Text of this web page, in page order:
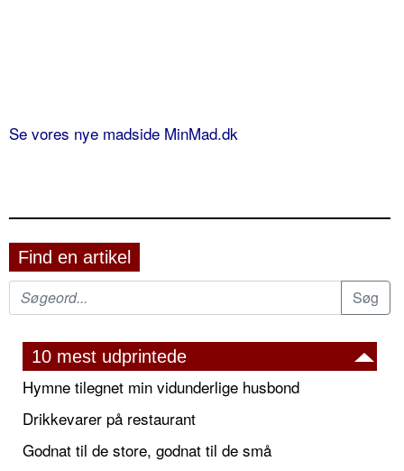
Se vores nye madside MinMad.dk
Find en artikel
10 mest udprintede
Hymne tilegnet min vidunderlige husbond
Drikkevarer på restaurant
Godnat til de store, godnat til de små